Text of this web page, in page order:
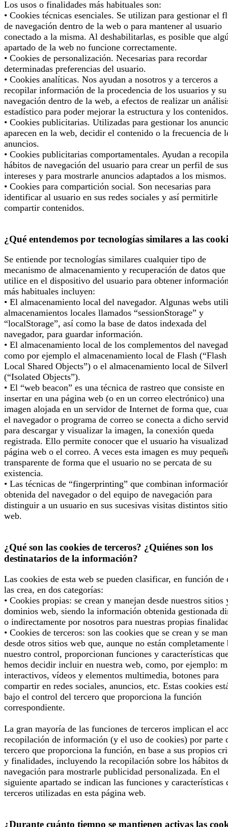
Los usos o finalidades más habituales son:
• Cookies técnicas esenciales. Se utilizan para gestionar el
de navegación dentro de la web o para mantener al usuario
conectado a la misma. Al deshabilitarlas, es posible que
apartado de la web no funcione correctamente.
• Cookies de personalización. Necesarias para recordar
determinadas preferencias del usuario.
• Cookies analíticas. Nos ayudan a nosotros y a terceros a
recopilar información de la procedencia de los usuarios y su
navegación dentro de la web, a efectos de realizar un
estadístico para poder mejorar la estructura y los contenidos.
• Cookies publicitarias. Utilizadas para gestionar los
aparecen en la web, decidir el contenido o la frecuencia de
anuncios.
• Cookies publicitarias comportamentales. Ayudan a
hábitos de navegación del usuario para crear un perfil de sus
intereses y para mostrarle anuncios adaptados a los mismos.
• Cookies para compartición social. Son necesarias para
identificar al usuario en sus redes sociales y así permitirle
compartir contenidos.
¿Qué entendemos por tecnologías similares a las
Se entiende por tecnologías similares cualquier tipo de
mecanismo de almacenamiento y recuperación de datos que
utilice en el dispositivo del usuario para obtener
más habituales incluyen:
• El almacenamiento local del navegador. Algunas webs
almacenamientos locales llamados “sessionStorage” y
“localStorage”, así como la base de datos indexada del
navegador, para guardar información.
• El almacenamiento local de los complementos del
como por ejemplo el almacenamiento local de Flash (“Flash
Local Shared Objects”) o el almacenamiento local de
(“Isolated Objects”).
• El “web beacon” es una técnica de rastreo que consiste en
insertar en una página web (o en un correo electrónico) una
imagen alojada en un servidor de Internet de forma que,
el navegador o programa de correo se conecta a dicho
para descargar y visualizar la imagen, la conexión queda
registrada. Ello permite conocer que el usuario ha
página web o el correo. A veces esta imagen es muy
transparente de forma que el usuario no se percata de su
existencia.
• Las técnicas de “fingerprinting” que combinan
obtenida del navegador o del equipo de navegación para
distinguir a un usuario en sus sucesivas visitas distintos
web.
¿Qué son las cookies de terceros? ¿Quiénes son los
destinatarios de la información?
Las cookies de esta web se pueden clasificar, en función de
las crea, en dos categorías:
• Cookies propias: se crean y manejan desde nuestros sitios
dominios web, siendo la información obtenida gestionada
o indirectamente por nosotros para nuestras propias
• Cookies de terceros: son las cookies que se crean y se
desde otros sitios web que, aunque no están completamente
nuestro control, proporcionan funciones y características
hemos decidir incluir en nuestra web, como, por ejemplo:
interactivos, vídeos y elementos multimedia, botones para
compartir en redes sociales, anuncios, etc. Estas cookies
bajo el control del tercero que proporciona la función
correspondiente.
La gran mayoría de las funciones de terceros implican el
recopilación de información (y el uso de cookies) por parte
tercero que proporciona la función, en base a sus propios
y finalidades, incluyendo la recopilación sobre los hábitos
navegación para mostrarle publicidad personalizada. En el
siguiente apartado se indican las funciones y características
terceros utilizadas en esta página web.
¿Durante cuánto tiempo se mantienen activas las